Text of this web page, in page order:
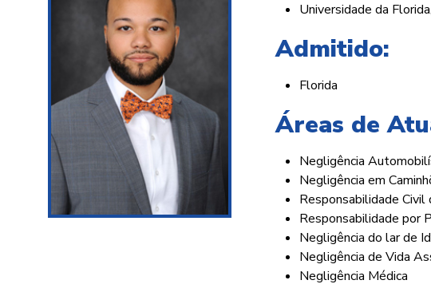
Universidade da
Admitido:
Florida
Áreas de
Negligência
Negligência em
Responsabilidade Civil
Responsabilidade por
Negligência do lar de
Negligência de Vida
Negligência Médica